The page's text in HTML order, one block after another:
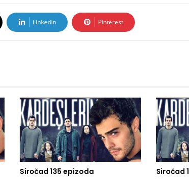
LinkedIn Pinterest
Siročad 135 epizoda Siročad